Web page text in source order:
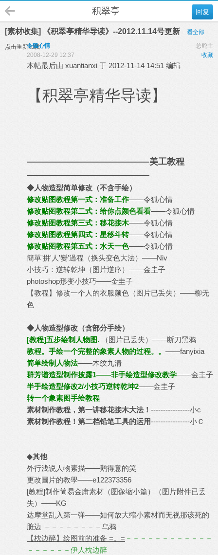
回复
积翠亭
[素材收集] 《积翠亭精华导读》--2012.11.14号更新 看全部
点击重新加载 总舵主
令狐心情
收藏
2008-12-29 12:37
本帖最后由 xuantianxi 于 2012-11-14 14:51 编辑
【积翠亭精华导读】
——————————————美工教程
——————————————
◆人物造型简单修改（不含手绘）
修改贴图教程第一式：准备工作——令狐心情
修改贴图教程第二式：给你点颜色看看——令狐心情
修改贴图教程第三式：移花接木——令狐心情
修改贴图教程第四式：星移斗转——令狐心情
修改贴图教程第五式：水天一色——令狐心情
簡單'拼'人'變'過程（换头变色大法） ——Niv
小技巧：逆转乾坤（图片逆序） ——金圭子
photoshop形变小技巧——金圭子
【教程】修改一个人的衣服颜色 （图片已丢失）——柳无
色
◆人物造型修改（含部分手绘）
[教程]五步绘制人物图.
（图片已丢失）——断刀黑鸦
教程。手绘一个完整的象素人物的过程。。 ——fanyixia
简单绘制人物法——木纹九清
群芳谱造型制作披露1——非手绘造型修改教学——金圭子
半手绘造型修改2/小技巧逆转乾坤2——金圭子
转一个象素图手绘教程
素材制作教程，第一讲移花接木大法！ ----------------小c
素材制作教程！第二档铅笔工具的运用----------------小Ｃ
◆其他
外行浅说人物素描——鹅得意的笑
更改圖片的教學——e122373356
[教程]制作简易金庸素材（图像缩小篇）
（图片附件已丢
失）——KG
达摩堂乱入第一弹——如何放大缩小素材而无视那该死的
脏边 －－－－－－－－乌鸦
【枕边醉】绘图前的准备 =。= －－－－－－－－－－－－
－－－－－－伊人枕边醉